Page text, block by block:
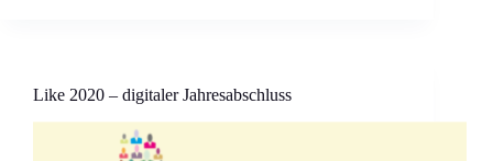
Like 2020 – digitaler Jahresabschluss